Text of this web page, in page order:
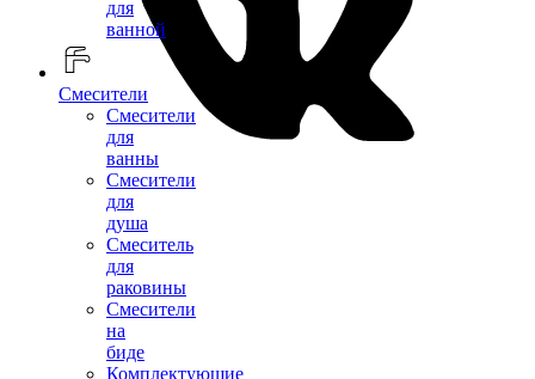
для
ванной
Смесители
Смесители
для
ванны
Смесители
для
душа
Смеситель
для
раковины
Смесители
на
биде
Комплектующие